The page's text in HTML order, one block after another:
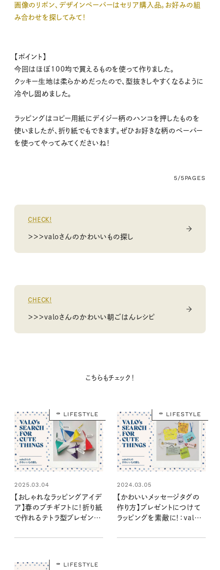
画像のリボン、デザインペーパーはセリア購入品。お好みの組
み合わせを探してみて！
【ポイント】
今回はほぼ100均で買えるものを使って作りました。
クッキー生地は柔らかめだったので、型抜きしやすくなるように
冷やし固めました。
ラッピングはコピー用紙にデイジー柄のハンコを押したものを
使いましたが、折り紙でもできます。ぜひお好きな柄のペーパー
を使ってやってみてくださいね！
5/5PAGES
CHECK!
＞＞＞valoさんのかわいいもの探し
CHECK!
＞＞＞valoさんのかわいい朝ごはんレシピ
こちらもチェック！
LIFESTYLE
2025.03.04
【おしゃれなラッピングアイデ
ア】春のプチギフトに！折り紙
で作れるテトラ型プレゼント
いもの探し #32
LIFESTYLE
2024.03.05
【かわいいメッセージタグの
作り方】プレゼントにつけて
ラッピングを素敵に！：valoさ
LIFESTYLE